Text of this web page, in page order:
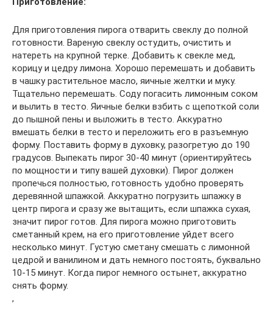
Для приготовления пирога отварить свеклу до полной
готовности. Вареную свеклу остудить, очистить и
натереть на крупной терке. Добавить к свекле мед,
корицу и цедру лимона. Хорошо перемешать и добавить
в чашку растительное масло, яичные желтки и муку.
Тщательно перемешать. Соду погасить лимонным соком
и вылить в тесто. Яичные белки взбить с щепоткой соли
до пышной пены и выложить в тесто. Аккуратно
вмешать белки в тесто и переложить его в разъемную
форму. Поставить форму в духовку, разогретую до 190
градусов. Выпекать пирог 30-40 минут (ориентируйтесь
по мощности и типу вашей духовки). Пирог должен
пропечься полностью, готовность удобно проверять
деревянной шпажкой. Аккуратно погрузить шпажку в
центр пирога и сразу же вытащить, если шпажка сухая,
значит пирог готов. Для пирога можно приготовить
сметанный крем, на его приготовление уйдет всего
несколько минут. Густую сметану смешать с лимонной
цедрой и ванилином и дать немного постоять, буквально
10-15 минут. Когда пирог немного остынет, аккуратно
снять форму.
,